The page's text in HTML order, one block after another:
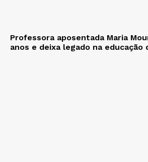
Professora aposentada Maria
anos e deixa legado na educação